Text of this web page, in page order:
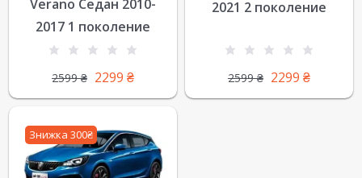
Verano Седан 2010-
2017 1 поколение
2599₴ 2299 ₴
2021 2 поколение
2599₴ 2299 ₴
Знижка 300₴